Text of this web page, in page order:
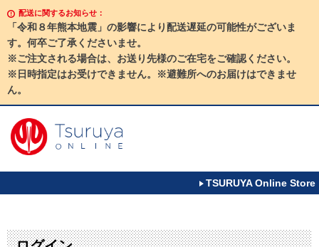
配送に関するお知らせ：
「令和８年熊本地震」の影響により配送遅延の可能性がございま
す。何卒ご了承くださいませ。
※ご注文される場合は、お送り先様のご在宅をご確認ください。
※日時指定はお受けできません。※避難所へのお届けはできませ
ん。
TSURUYA Online Store